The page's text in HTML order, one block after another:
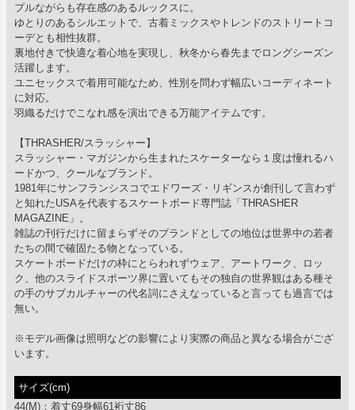
プルながらも存在感のあるルックスに。
ゆとりのあるシルエットで、古着ミックスやトレンドのストリートコ
ーデとも相性抜群。
裏地付きで快適な着心地を実現し、秋冬から春先までロングシーズン
活躍します。
ユニセックスで着用可能なため、性別を問わず幅広いコーディネート
に対応。
羽織るだけでこなれ感を演出できる万能アイテムです。
【THRASHER/スラッシャー】
スラッシャー・マガジンから生まれたスケーターなら１度は憧れるハ
ードかつ、クールなブランド。
1981年にサンフランシスコでエドワーズ・リギンスが創刊して言わず
と知れたUSAを代表するスケートボード専門誌「THRASHER
MAGAZINE」。
雑誌の刊行だけに留まらずそのブランドとしての地位は世界中の若者
たちの間で確固たる物となっている。
スケートボードだけの枠にとらわれずウェア、アートワーク、ロッ
ク、他のスライドスポーツ界に置いてもその独自の世界観はある種そ
の手のサブカルチャーの代名詞にさえなっていると言っても過言では
無い。
※モデル画像は照明などの影響により実際の商品と異なる場合がござ
います。
サイズ(cm)
44(M)：着丈69身幅61裄丈86